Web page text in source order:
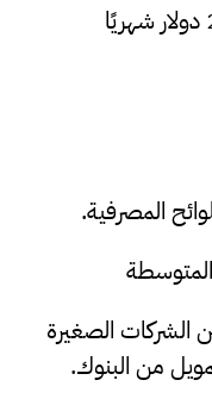
• العمال الأجانب: استقبال 200 دولار شهريًا
المصرفية.
الشركات الصغيرة
من البنوك.